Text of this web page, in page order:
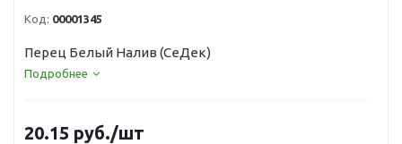
Код: 00001345
Перец Белый Налив (СеДек)
Подробнее
20.15 руб./шт